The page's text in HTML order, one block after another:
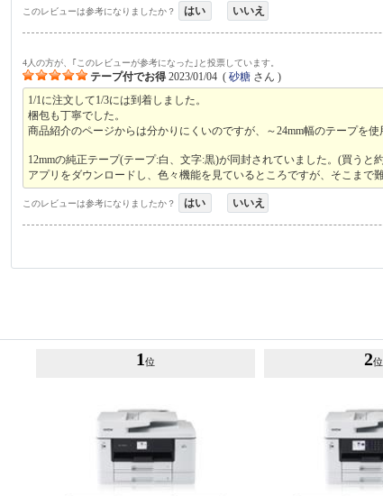
このレビューは参考になりましたか？ はい いいえ
4人の方が、｢このレビューが参考になった｣と投票しています。
テープ付でお得 2023/01/04 (砂糖 さん )
1/1に注文して1/3には到着しました。
梱包も丁寧でした。
商品紹介のページからは分かりにくいのですが、～24mm幅のテープを使
12mmの純正テープ(テープ:白、文字:黒)が同封されていました。(買うと
アプリをダウンロードし、色々機能を見ているところですが、そこまで
このレビューは参考になりましたか？ はい いいえ
1 位 2位